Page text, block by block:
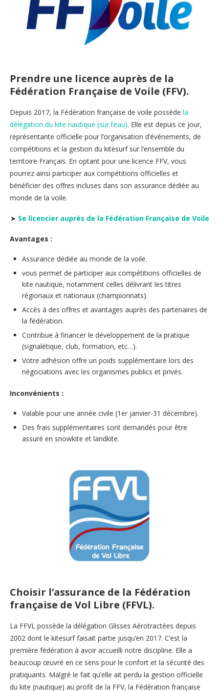
Prendre une licence auprès de la
Fédération Française de Voile (FFV).
Depuis 2017, la Fédération française de voile possède la
délégation du kite nautique (sur l’eau). Elle est depuis ce jour,
représentante officielle pour l’organisation d’événements, de
compétitions et la gestion du kitesurf sur l’ensemble du
territoire Français. En optant pour une licence FFV, vous
pourrez ainsi participer aux compétitions officielles et
bénéficier des offres incluses dans son assurance dédiée au
monde de la voile.
➤ Se licencier auprès de la Fédération Française de Voile
Avantages :
Assurance dédiée au monde de la voile.
vous permet de participer aux compétitions officielles de
kite nautique, notamment celles délivrant les titres
régionaux et nationaux (championnats).
Accès à des offres et avantages auprès des partenaires de
la fédération.
Contribue à financer le développement de la pratique
(signalétique, club, formation, etc…).
Votre adhésion offre un poids supplémentaire lors des
négociations avec les organismes publics et privés.
Inconvénients :
Valable pour une année civile (1er janvier-31 décembre).
Des frais supplémentaires sont demandés pour être
assuré en snowkite et landkite.
Choisir l’assurance de la Fédération
française de Vol Libre (FFVL).
La FFVL possède la délégation Glisses Aérotractées depuis
2002 dont le kitesurf faisait partie jusqu’en 2017. C’est la
première fédération à avoir accueilli notre discipline. Elle a
beaucoup œuvré en ce sens pour le confort et la sécurité des
pratiquants. Malgré le fait qu’elle ait perdu la gestion officielle
du kite (nautique) au profit de la FFV, la Fédération française